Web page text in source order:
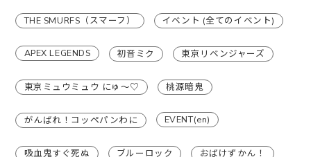
THE SMURFS（スマーフ） イベント (全てのイベント)
APEX LEGENDS 初音ミク 東京リベンジャーズ
東京ミュウミュウ にゅ〜♡ 桃源暗鬼
がんばれ！コッペパンわに EVENT(en)
吸血鬼すぐ死ぬ ブルーロック おばけずかん！